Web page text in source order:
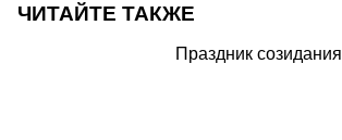
ЧИТАЙТЕ ТАКЖЕ
Праздник созидания